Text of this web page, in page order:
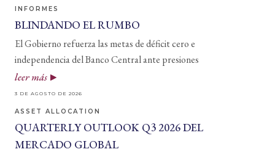
INFORMES
BLINDANDO EL RUMBO
El Gobierno refuerza las metas de déficit cero e
independencia del Banco Central ante presiones
leer más
3 DE AGOSTO DE 2026
ASSET ALLOCATION
QUARTERLY OUTLOOK Q3 2026 DEL
MERCADO GLOBAL